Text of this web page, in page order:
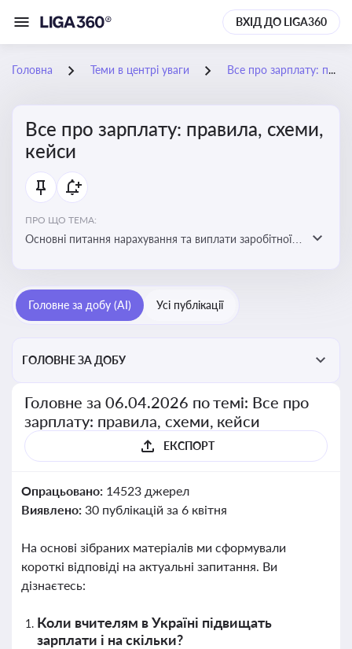
ВХІД ДО LIGA360
Головна Теми в центрі уваги Все про зарплату: правила, схеми, кейси
Все про зарплату: правила, схеми,
кейси
ПРО ЩО ТЕМА:
Основні питання нарахування та виплати заробітної
інформації про можливі схеми зловживань
Головне за добу (AI) Усі публікації
ГОЛОВНЕ ЗА ДОБУ
Головне за 06.04.2026 по темі: Все про
зарплату: правила, схеми, кейси
ЕКСПОРТ
Опрацьовано: 14523 джерел
Виявлено: 30 публікацій за 6 квітня
На основі зібраних матеріалів ми сформували
короткі відповіді на актуальні запитання. Ви
дізнаєтесь:
Коли вчителям в Україні підвищать
зарплати і на скільки?